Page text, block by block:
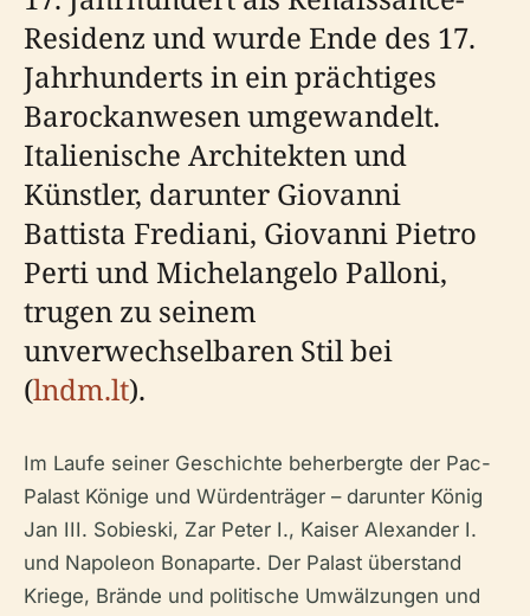
Residenz und wurde Ende des 17.
Jahrhunderts in ein prächtiges
Barockanwesen umgewandelt.
Italienische Architekten und
Künstler, darunter Giovanni
Battista Frediani, Giovanni Pietro
Perti und Michelangelo Palloni,
trugen zu seinem
unverwechselbaren Stil bei
(lndm.lt).
Im Laufe seiner Geschichte beherbergte der Pac-
Palast Könige und Würdenträger – darunter König
Jan III. Sobieski, Zar Peter I., Kaiser Alexander I.
und Napoleon Bonaparte. Der Palast überstand
Kriege, Brände und politische Umwälzungen und